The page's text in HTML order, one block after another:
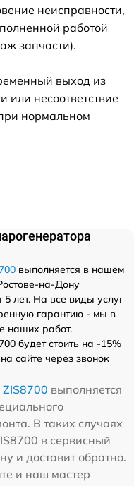
неисправности,
работой
запчасти).
выход из
или несоответствие
нормальном
выполняется в нашем
на-Дону
лет. На все виды услуг
гарантию - мы в
наших работ.
будет стоить на -15%
сайте через звонок
выполняется
В таких случаях
в сервисный
и доставит обратно.
и наш мастер